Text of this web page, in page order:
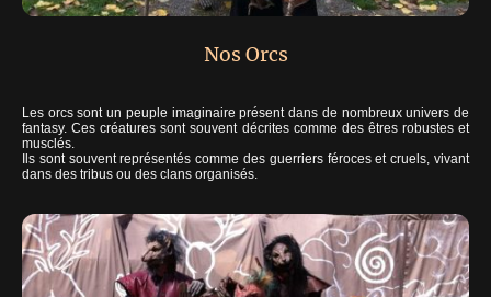
Nos Orcs
Les orcs sont un peuple imaginaire présent dans de nombreux univers de
fantasy. Ces créatures sont souvent décrites comme des êtres robustes et
musclés.
Ils sont souvent représentés comme des guerriers féroces et cruels, vivant
dans des tribus ou des clans organisés.